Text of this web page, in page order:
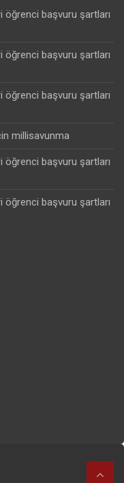
öğrenci başvuru şartları
öğrenci başvuru şartları
öğrenci başvuru şartları
millisavunma
öğrenci başvuru şartları
öğrenci başvuru şartları